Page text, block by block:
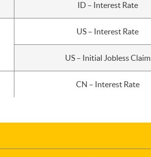
ID – Interest Rate
US – Interest Rate
US – Initial Jobless Claim
CN – Interest Rate